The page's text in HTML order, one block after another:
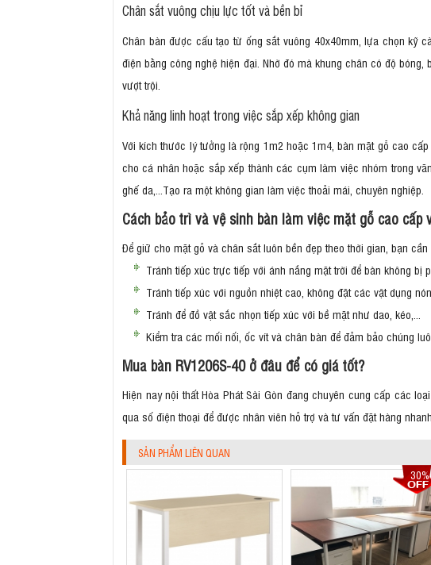
Chân sắt vuông chịu lực tốt và bền bỉ
Chân bàn được cấu tạo từ ống sắt vuông 40x40mm, lựa chọn kỹ
điện bằng công nghệ hiện đại. Nhờ đó mà khung chân có độ
vượt trội.
Khả năng linh hoạt trong việc sắp xếp không gian
Với kích thước lý tưởng là rộng 1m2 hoặc 1m4, bàn mặt gỗ cao
cho cá nhân hoặc sắp xếp thành các cụm làm việc nhóm trong
ghế da,...Tạo ra một không gian làm việc thoải mái, chuyên nghiệp.
Cách bảo trì và vệ sinh bàn làm việc mặt gỗ cao cấp
Để giữ cho mặt gỗ và chân sắt luôn bền đẹp theo thời gian, bạn
Tránh tiếp xúc trực tiếp với ánh nắng mặt trời để bàn không bị
Tránh tiếp xúc với nguồn nhiệt cao, không đặt các vật dụng
Tránh để đồ vật sắc nhọn tiếp xúc với bề mặt như dao, kéo,...
Kiểm tra các mối nối, ốc vít và chân bàn để đảm bảo chúng
Mua bàn RV1206S-40 ở đâu để có giá tốt?
Hiện nay nội thất Hòa Phát Sài Gòn đang chuyên cung cấp các
qua số điện thoại để được nhân viên hỗ trợ và tư vấn đặt hàng
SẢN PHẨM LIÊN QUAN
30%